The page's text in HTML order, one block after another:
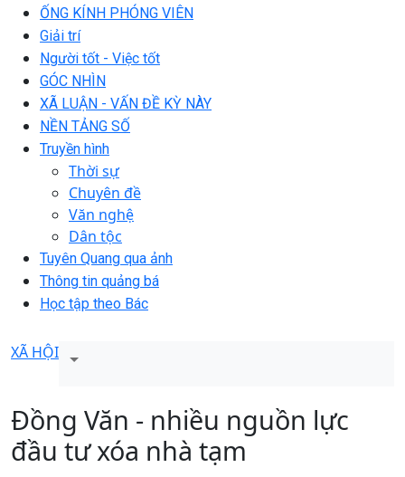
ỐNG KÍNH PHÓNG VIÊN
Giải trí
Người tốt - Việc tốt
GÓC NHÌN
XÃ LUẬN - VẤN ĐỀ KỲ NÀY
NỀN TẢNG SỐ
Truyền hình
Thời sự
Chuyên đề
Văn nghệ
Dân tộc
Tuyên Quang qua ảnh
Thông tin quảng bá
Học tập theo Bác
XÃ HỘI
Đồng Văn - nhiều nguồn lực
đầu tư xóa nhà tạm